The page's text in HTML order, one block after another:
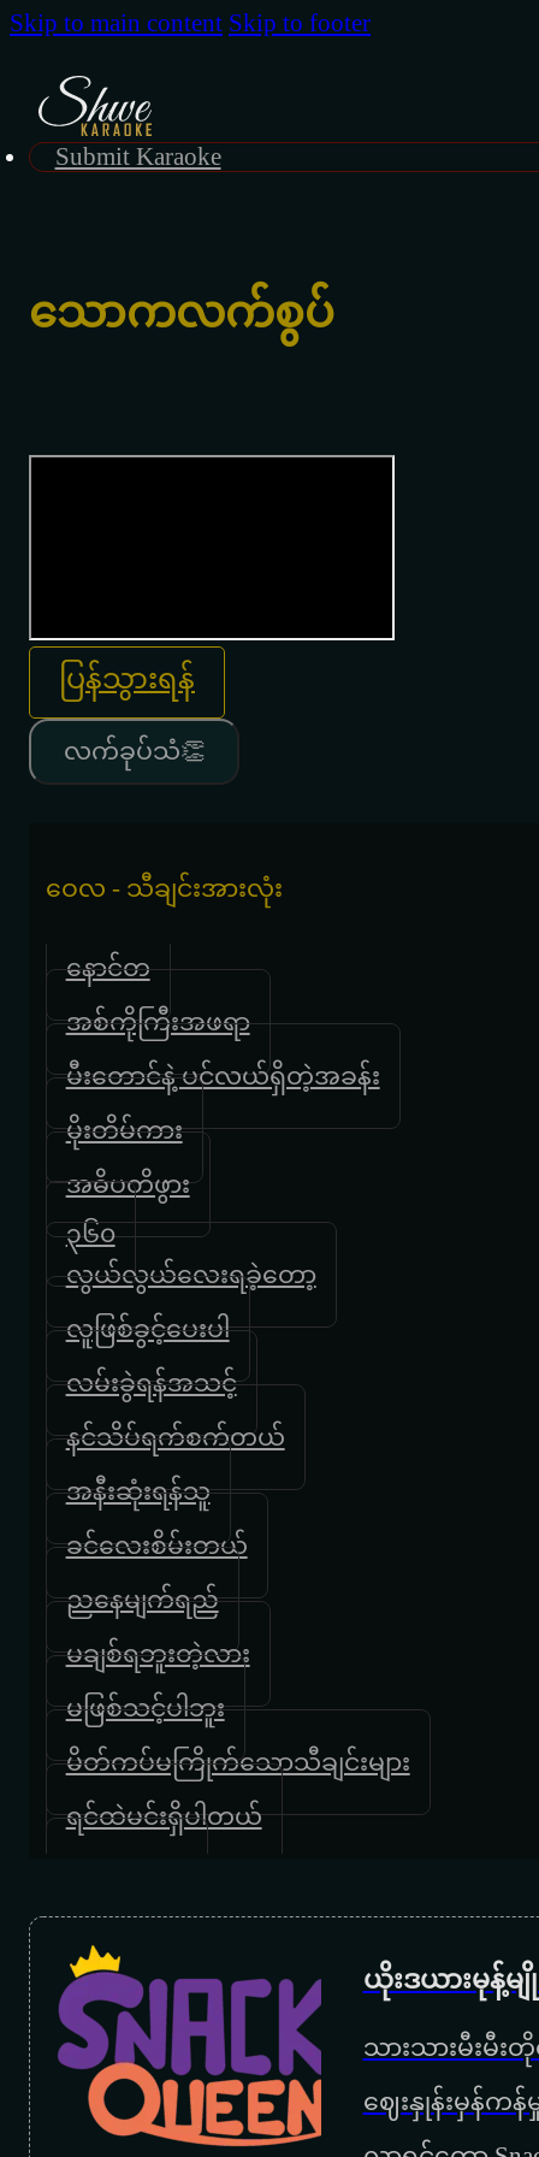
Skip to main content Skip to footer
Submit Karaoke
သောကလက်စွပ်
ပြန်သွားရန်
လက်ခုပ်သံ👏
ဝေလ - သီချင်းအားလုံး
နောင်တ
အစ်ကိုကြီးအဖရာ
မီးတောင်နဲ့ ပင်လယ်ရှိတဲ့အခန်း
မိုးတိမ်ကား
အဓိပတိဖွား
၃၆၀
လွယ်လွယ်လေးရခဲ့တော့
လူဖြစ်ခွင့်ပေးပါ
လမ်းခွဲရန်အသင့်
နင်သိပ်ရက်စက်တယ်
အနီးဆုံးရန်သူ
ခင်လေးစိမ်းတယ်
ညနေမျက်ရည်
မချစ်ရဘူးတဲ့လား
မဖြစ်သင့်ပါဘူး
မိတ်ကပ်မကြိုက်သောသီချင်းများ
ရင်ထဲမင်းရှိပါတယ်
သောကလက်စွပ်
အခန်းပျက်သတို့သား
အမိုက်မ
အရူးမလုပ်နဲ့
အသည်းကွဲသမား
ယိုးဒယားမုန့်
သားသားမီးမီး
ဈေးနှုန်းမှန်က